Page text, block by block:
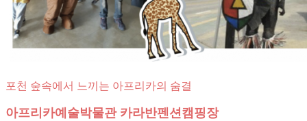
포천 숲속에서 느끼는 아프리카의 숨결
아프리카예술박물관 카라반펜션캠핑장